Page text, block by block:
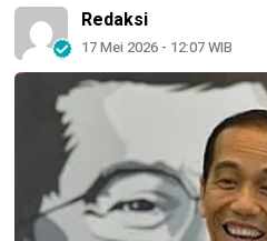
Redaksi
17 Mei 2026 - 12:07 WIB